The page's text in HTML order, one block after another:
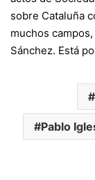
sobre Cataluña
muchos
Sánchez. Está
Pablo